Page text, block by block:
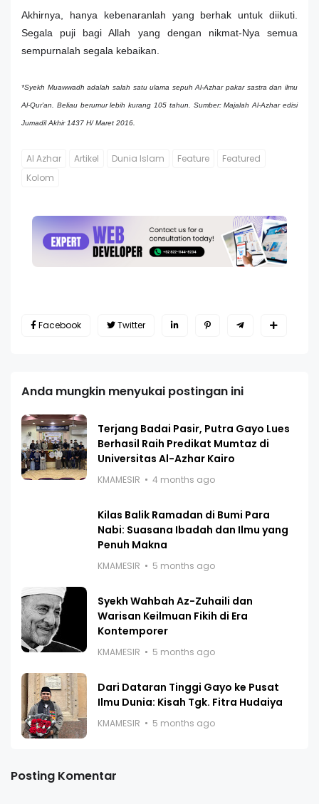
Akhirnya, hanya kebenaranlah yang berhak untuk diikuti.
Segala puji bagi Allah yang dengan nikmat-Nya semua
sempurnalah segala kebaikan.
*Syekh Muawwadh adalah salah satu ulama sepuh Al-Azhar pakar sastra dan ilmu
Al-Qur'an. Beliau berumur lebih kurang 105 tahun. Sumber: Majalah Al-Azhar edisi
Jumadil Akhir 1437 H/ Maret 2016.
Al Azhar Artikel Dunia Islam Feature
Featured
Kolom
Facebook Twitter
Anda mungkin menyukai postingan ini
Terjang Badai Pasir, Putra Gayo Lues
Berhasil Raih Predikat Mumtaz di
Universitas Al-Azhar Kairo
KMAMESIR 4 months ago
Kilas Balik Ramadan di Bumi Para
Nabi: Suasana Ibadah dan Ilmu yang
Penuh Makna
KMAMESIR 5 months ago
Syekh Wahbah Az-Zuhaili dan
Warisan Keilmuan Fikih di Era
Kontemporer
KMAMESIR 5 months ago
Dari Dataran Tinggi Gayo ke Pusat
Ilmu Dunia: Kisah Tgk. Fitra Hudaiya
KMAMESIR 5 months ago
Posting Komentar